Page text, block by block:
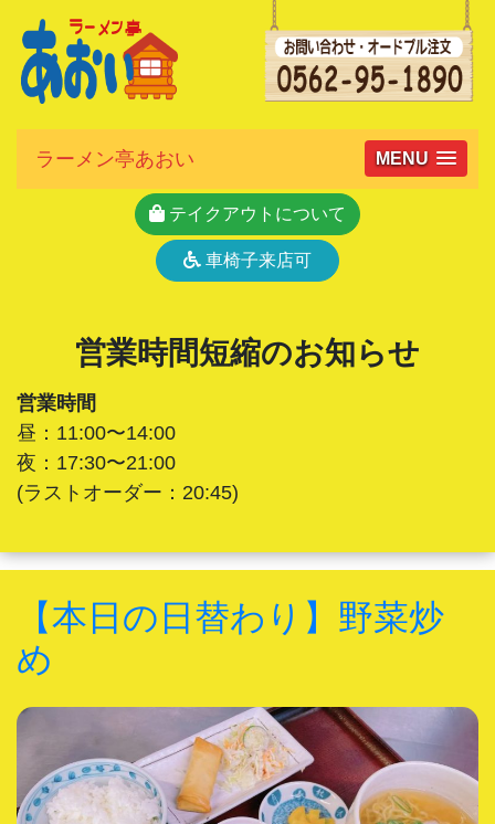
ラーメン亭あおい MENU
テイクアウトについて
車椅子来店可
営業時間短縮のお知らせ
営業時間
昼：11:00〜14:00
夜：17:30〜21:00
(ラストオーダー：20:45)
【本日の日替わり】野菜炒
め